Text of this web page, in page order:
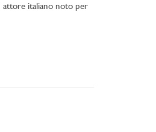
attore italiano noto per